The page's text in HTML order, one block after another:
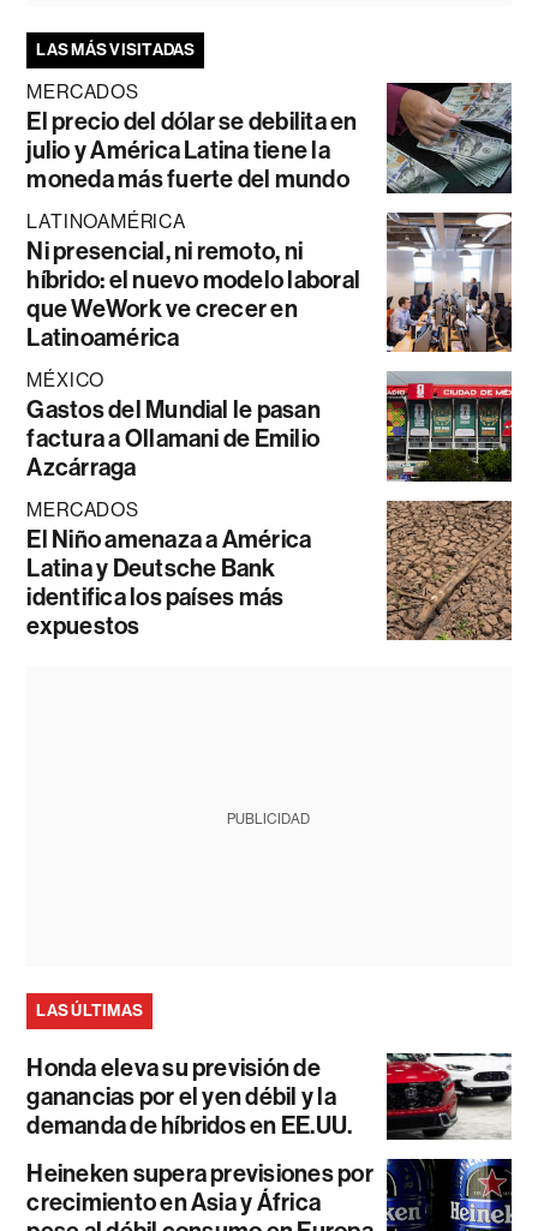
LAS MÁS VISITADAS
MERCADOS
El precio del dólar se debilita en
julio y América Latina tiene la
moneda más fuerte del mundo
LATINOAMÉRICA
Ni presencial, ni remoto, ni
híbrido: el nuevo modelo laboral
que WeWork ve crecer en
Latinoamérica
MÉXICO
Gastos del Mundial le pasan
factura a Ollamani de Emilio
Azcárraga
MERCADOS
El Niño amenaza a América
Latina y Deutsche Bank
identifica los países más
expuestos
PUBLICIDAD
LAS ÚLTIMAS
Honda eleva su previsión de
ganancias por el yen débil y la
demanda de híbridos en EE.UU.
Heineken supera previsiones por
crecimiento en Asia y África